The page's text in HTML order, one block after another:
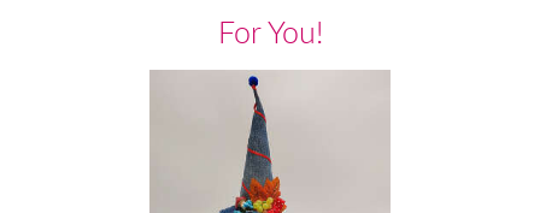
For You!